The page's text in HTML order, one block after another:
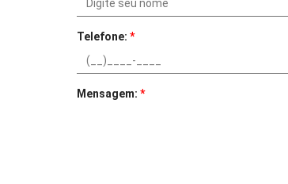
Telefone:*
Mensagem:*